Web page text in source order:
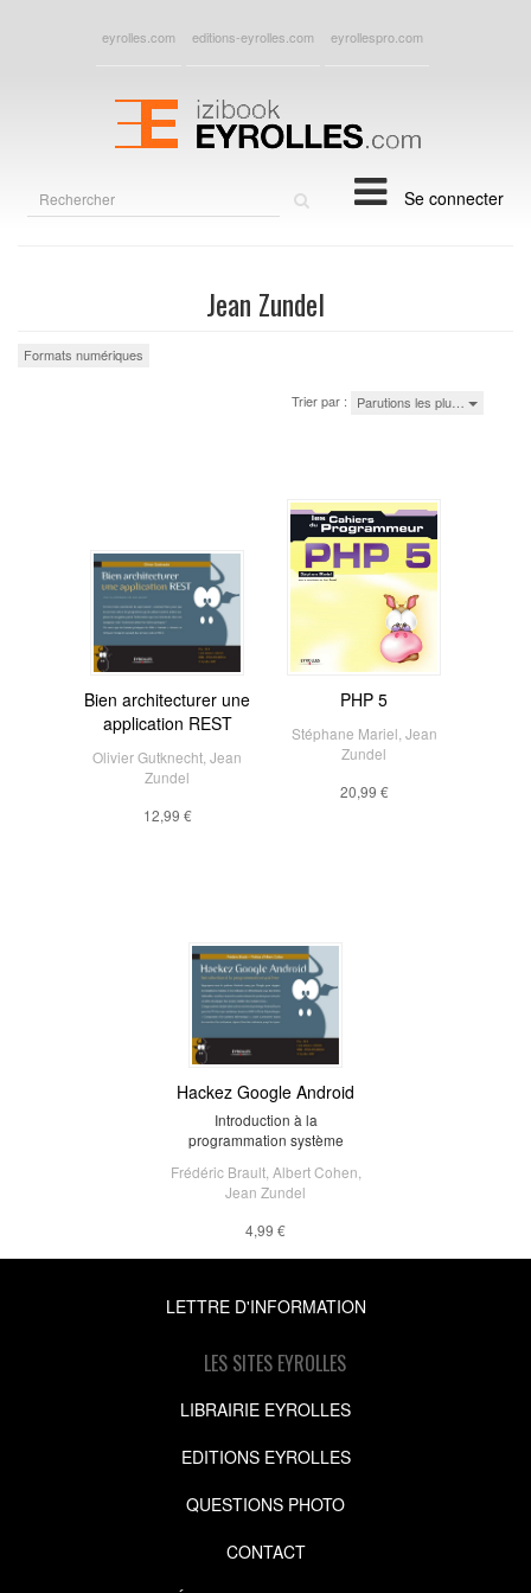
eyrolles.com editions-eyrolles.com eyrollespro.com
Se connecter
Jean Zundel
Formats numériques
Trier par : Parutions les plu…
Bien architecturer une
application REST
Olivier Gutknecht Jean
Zundel
12,99 €
PHP 5
Stéphane Mariel Jean
Zundel
20,99 €
Hackez Google Android
Introduction à la
programmation système
Frédéric Brault, Albert Cohen
Jean Zundel
4,99 €
LETTRE D'INFORMATION
LES SITES EYROLLES
LIBRAIRIE EYROLLES
EDITIONS EYROLLES
QUESTIONS PHOTO
CONTACT